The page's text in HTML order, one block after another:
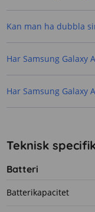
Kan man ha dubbla
Har Samsung Galaxy
Har Samsung Galaxy
Teknisk
Batteri
Batterikapacitet